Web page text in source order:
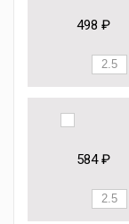
498 ₽
584 ₽